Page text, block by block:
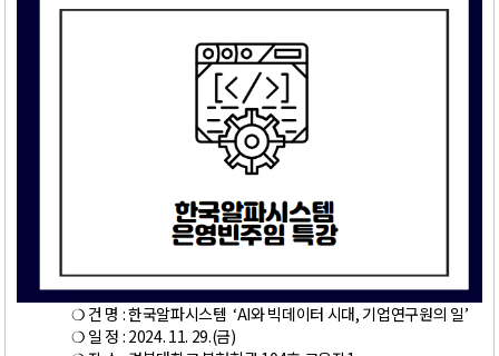
❍ 건 명 : 한국알파시스템 ‘AI와 빅데이터 시대, 기업연구원의 일’
❍ 일 정 : 2024. 11. 29.(금)